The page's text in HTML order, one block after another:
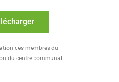
des membres du
du centre communal